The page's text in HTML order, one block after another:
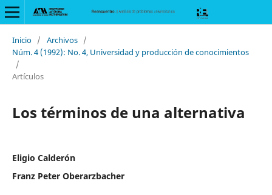
Inicio / Archivos /
Núm. 4 (1992): No. 4, Universidad y producción de conocimientos
/
Artículos
Los términos de una alternativa
Eligio Calderón
Franz Peter Oberarzbacher